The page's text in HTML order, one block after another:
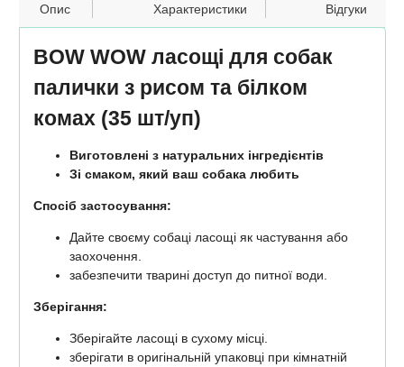
Опис Характеристики Відгуки
BOW WOW ласощі для собак
палички з рисом та білком
комах (35 шт/уп)
Виготовлені з натуральних інгредієнтів
Зі смаком, який ваш собака любить
Спосіб застосування:
Дайте своєму собаці ласощі як частування або
заохочення.
забезпечити тварині доступ до питної води.
Зберігання:
Зберігайте ласощі в сухому місці.
зберігати в оригінальній упаковці при кімнатній